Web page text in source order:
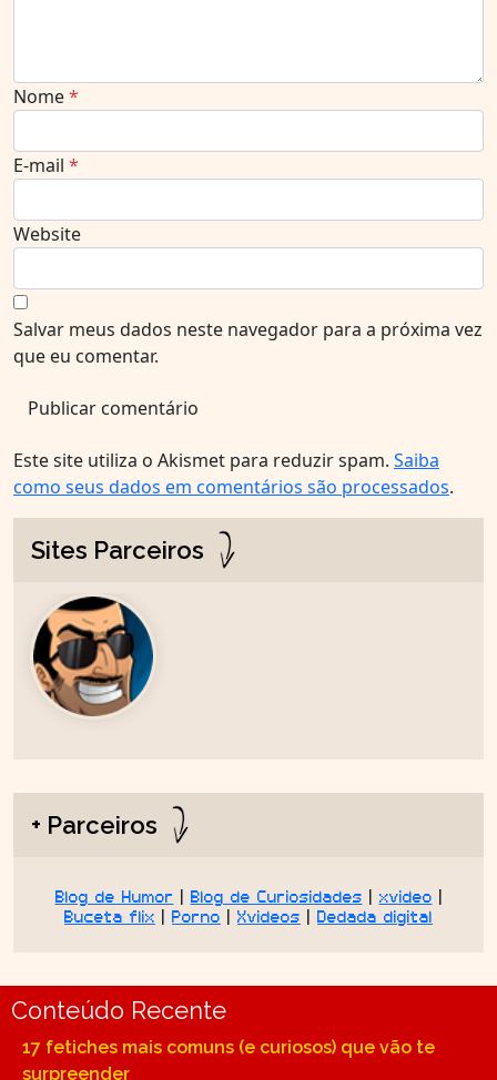
Nome*
E-mail *
Website
Salvar meus dados neste navegador para a próxima vez
que eu comentar.
Este site utiliza o Akismet para reduzir spam. Saiba
como seus dados em comentários são processados.
Sites Parceiros
+ Parceiros
Blog de Humor | Blog de Curiosidades | xvideo |
Buceta flix | Porno | Xvideos | Dedada digital
Conteúdo Recente
17 fetiches mais comuns (e curiosos) que vão te
surpreender